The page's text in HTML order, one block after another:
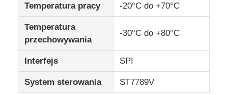
Wyświetlacz LCD samochodu
Okrągły ekran LCD
Panel ekranu dotykowego LCD
Temperatura pracy -20°C do +70°C
Temperatura
przechowywania
-30°C do +80°C
Interfejs SPI
System sterowania ST7789V